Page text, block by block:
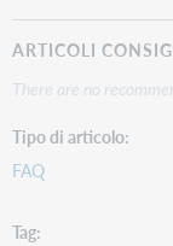
ARTICOLI
There are no
Tipo di articolo
FAQ
Tag